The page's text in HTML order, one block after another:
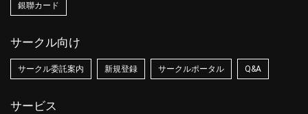
銀聯カード
サークル向け
サークル委託案内 新規登録 サークルポータル Q&A
サービス